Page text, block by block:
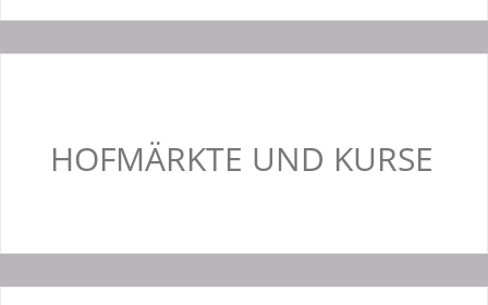
HOFMÄRKTE UND KURSE